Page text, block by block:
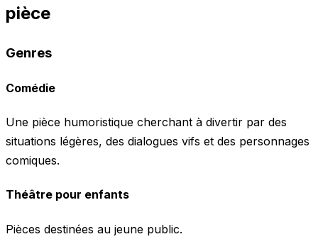
pièce
Genres
Comédie
Une pièce humoristique cherchant à divertir par des
situations légères, des dialogues vifs et des personnages
comiques.
Théâtre pour enfants
Pièces destinées au jeune public.